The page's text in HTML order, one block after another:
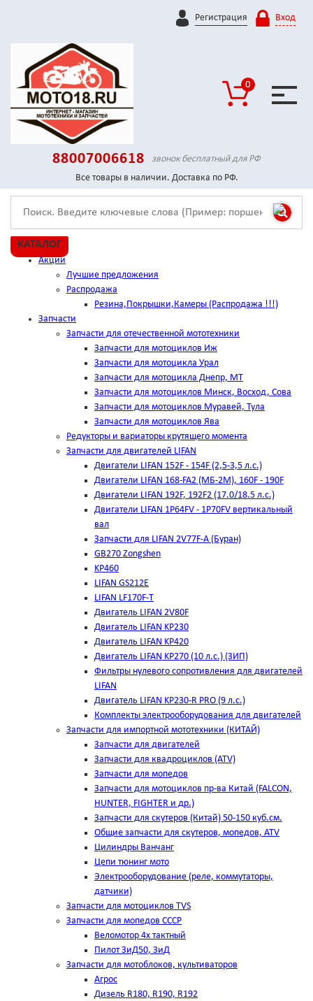
Регистрация Вход
0
88007006618
звонок бесплатный для РФ
Все товары в наличии. Доставка по РФ.
КАТАЛОГ
Акции
Лучшие предложения
Распродажа
Резина,Покрышки,Камеры (Распродажа !!!)
Запчасти
Запчасти для отечественной мототехники
Запчасти для мотоциклов Иж
Запчасти для мотоцикла Урал
Запчасти для мотоцикла Днепр, МТ
Запчасти для мотоциклов Минск, Восход, Сова
Запчасти для мотоциклов Муравей, Тула
Запчасти для мотоциклов Ява
Редукторы и вариаторы крутящего момента
Запчасти для двигателей LIFAN
Двигатели LIFAN 152F - 154F (2,5-3,5 л.с.)
Двигатели LIFAN 168-FA2 (МБ-2М), 160F - 190F
Двигатели LIFAN 192F, 192F2 (17.0/18.5 л.с.)
Двигатели LIFAN 1Р64FV - 1Р70FV вертикальный
вал
Запчасти для LIFAN 2V77F-A (Буран)
GB270 Zongshen
KP460
LIFAN GS212E
LIFAN LF170F-T
Двигатель LIFAN 2V80F
Двигатель LIFAN KP230
Двигатель LIFAN KP420
Двигатель LIFAN KP270 (10 л.с.) (ЗИП)
Фильтры нулевого сопротивления для двигателей
LIFAN
Двигатель LIFAN KP230-R PRO (9 л.с.)
Комплекты электрооборудования для двигателей
Запчасти для импортной мототехники (КИТАЙ)
Запчасти для двигателей
Запчасти для квадроциклов (ATV)
Запчасти для мопедов
Запчасти для мотоциклов пр-ва Китай (FALCON,
HUNTER, FIGHTER и др.)
Запчасти для скутеров (Китай) 50-150 куб.см.
Общие запчасти для скутеров, мопедов, ATV
Цилиндры Ванчанг
Цепи тюнинг мото
Электрооборудование (реле, коммутаторы,
датчики)
Запчасти для мотоциклов TVS
Запчасти для мопедов СССР
Веломотор 4х тактный
Пилот ЗиД50, ЗиД
Запчасти для мотоблоков, культиваторов
Агрос
Дизель R180, R190, R192